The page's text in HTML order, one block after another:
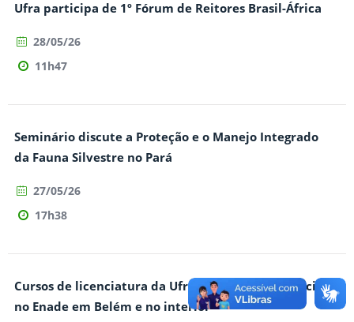
Ufra participa de 1º Fórum de Reitores Brasil-África
28/05/26
11h47
Seminário discute a Proteção e o Manejo Integrado
da Fauna Silvestre no Pará
27/05/26
17h38
Cursos de licenciatura da Ufra alcançam excelência
no Enade em Belém e no interior